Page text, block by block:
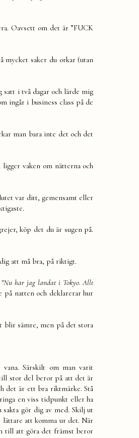
Oavsett om det är ”FUCK
mycket saker du orkar (utan
satt i två dagar och lärde mig
ingår i business class på de
man bara inte det och det
vaken om nätterna och
var ditt, gemensamt eller
köp det du är sugen på.
att må bra, på riktigt.
”Nu har jag landat i Tokyo. Allt
på natten och deklarerar hur
blir sämre, men på det stora
Särskilt om man varit
stor del beror på att det är
det är ett bra riktmärke. Stå
en viss tidpunkt eller ha
gör dig av med. Skilj ut
att komma ur det. När
till att göra det främst beror